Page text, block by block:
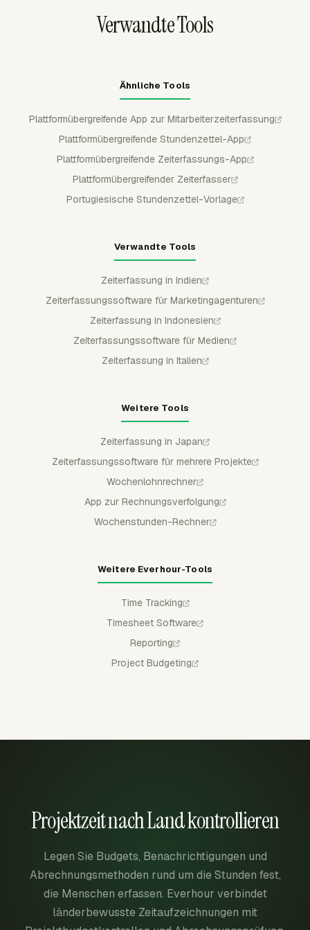
Verwandte Tools
Ähnliche Tools
Plattformübergreifende App zur Mitarbeiterzeiterfassung
Plattformübergreifende Stundenzettel-App
Plattformübergreifende Zeiterfassungs-App
Plattformübergreifender Zeiterfasser
Portugiesische Stundenzettel-Vorlage
Verwandte Tools
Zeiterfassung in Indien
Zeiterfassungssoftware für Marketingagenturen
Zeiterfassung in Indonesien
Zeiterfassungssoftware für Medien
Zeiterfassung in Italien
Weitere Tools
Zeiterfassung in Japan
Zeiterfassungssoftware für mehrere Projekte
Wochenlohnrechner
App zur Rechnungsverfolgung
Wochenstunden-Rechner
Weitere Everhour-Tools
Time Tracking
Timesheet Software
Reporting
Project Budgeting
Projektzeit nach Land kontrollieren
Legen Sie Budgets, Benachrichtigungen und
Abrechnungsmethoden rund um die Stunden fest,
die Menschen erfassen. Everhour verbindet
länderbewusste Zeitaufzeichnungen mit